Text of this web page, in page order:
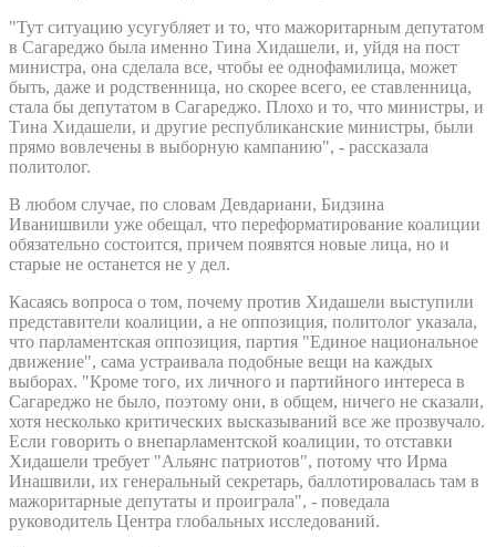
"Тут ситуацию усугубляет и то, что мажоритарным депутатом
в Сагареджо была именно Тина Хидашели, и, уйдя на пост
министра, она сделала все, чтобы ее однофамилица, может
быть, даже и родственница, но скорее всего, ее ставленница,
стала бы депутатом в Сагареджо. Плохо и то, что министры, и
Тина Хидашели, и другие республиканские министры, были
прямо вовлечены в выборную кампанию", - рассказала
политолог.
В любом случае, по словам Девдариани, Бидзина
Иванишвили уже обещал, что переформатирование коалиции
обязательно состоится, причем появятся новые лица, но и
старые не останется не у дел.
Касаясь вопроса о том, почему против Хидашели выступили
представители коалиции, а не оппозиция, политолог указала,
что парламентская оппозиция, партия "Единое национальное
движение", сама устраивала подобные вещи на каждых
выборах. "Кроме того, их личного и партийного интереса в
Сагареджо не было, поэтому они, в общем, ничего не сказали,
хотя несколько критических высказываний все же прозвучало.
Если говорить о внепарламентской коалиции, то отставки
Хидашели требует "Альянс патриотов", потому что Ирма
Инашвили, их генеральный секретарь, баллотировалась там в
мажоритарные депутаты и проиграла", - поведала
руководитель Центра глобальных исследований.